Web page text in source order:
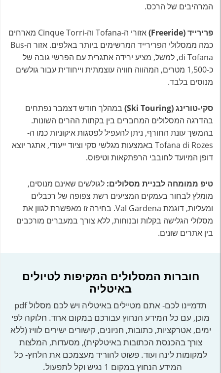
המרהיבים של הרכס.
פרירייד (Freeride)
אזורי ה-Tofana וה-Cinque Torri מארחים
כמה ממסלולי הפרירייד המרשימים ביותר באלפים. אזור ה-Bus
di Tofana, למשל, מציע ירידה אתגרית עם הפרשי גובה של
כ-1,500 מטרים, המהווה חוויה עוצמתית וייחודית עבור גולשים
מנוסים בלבד.
סקי-טורינג (Ski Touring)
במהלך חודש דצמבר נפתחים
בהדרגה המסלולים המחברים בין בקתות ההרים השונות.
בהמשך עונת החורף, ניתן להעפיל לפסגות איקוניות כמו ה-
Tofana di Rozes באמצעות מגלשי סקי וציוד ייעודי, אתגר יוצא
דופן המיועד לחובבי הרפתקאות וטיפוס.
טיפ ממומחה לבניית מסלולים: לגולשים שאינם מנוסים,
מומלץ לבחור בעמקים המציעים רשת צפופה של רכבלים
ומעליות, דוגמת Val Gardena. בחירה זו מאפשרת לגוון את
מסלולי הגלישה בקלות ובנוחות, ללא צורך במעברים מורכבים
בין אתרים שונים.
חוברות המסלולים המקיפות לטיולים
באיטליה
תדמיינו לכם- אתם מטיילים באיטליה ויש לכם מסלול pdf
מוכן, עם כל המידע הנחוץ עבורכם במקום אחד. חלוקה לפי
ימים, אטרקציות, כתובות, חניונים, קישורים ישירים לוויז (ללא
צורך בהכנסת הכתובות באיטלקית), מסעדות, המלצות
למקומות לינה ועוד. פשוט להוריד מעצמכם את הלחץ- כל
המידע הנחוץ במקום 1 נגיש וקל לתפעול.